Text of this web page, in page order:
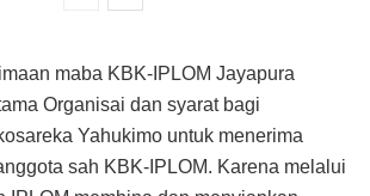
maba KBK-IPLOM Jayapura
Organisai dan syarat bagi
Yahukimo untuk menerima
sah KBK-IPLOM. Karena melalui